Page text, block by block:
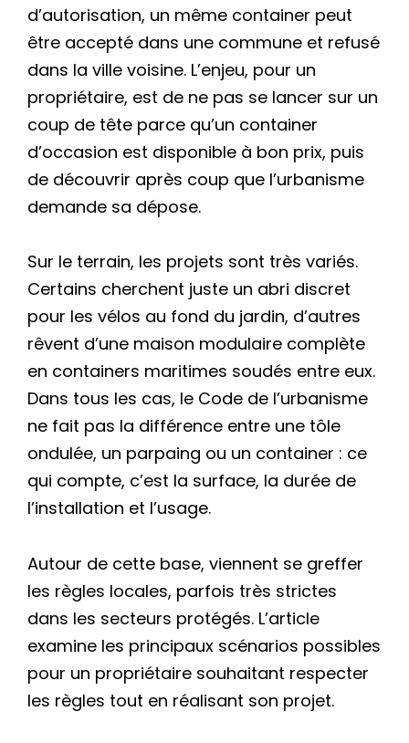
d’autorisation, un même container peut
être accepté dans une commune et refusé
dans la ville voisine. L’enjeu, pour un
propriétaire, est de ne pas se lancer sur un
coup de tête parce qu’un container
d’occasion est disponible à bon prix, puis
de découvrir après coup que l’urbanisme
demande sa dépose.
Sur le terrain, les projets sont très variés.
Certains cherchent juste un abri discret
pour les vélos au fond du jardin, d’autres
rêvent d’une maison modulaire complète
en containers maritimes soudés entre eux.
Dans tous les cas, le Code de l’urbanisme
ne fait pas la différence entre une tôle
ondulée, un parpaing ou un container : ce
qui compte, c’est la surface, la durée de
l’installation et l’usage.
Autour de cette base, viennent se greffer
les règles locales, parfois très strictes
dans les secteurs protégés. L’article
examine les principaux scénarios possibles
pour un propriétaire souhaitant respecter
les règles tout en réalisant son projet.